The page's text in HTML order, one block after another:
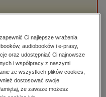
informatyka
„Behind The Tears”
Ci najlepsze wrażenia
audiobooków i e-prasy,
oraz udostępniać Ci najnowsze
i współpracy z naszymi
ze wszystkich plików cookies,
dostosować swoje
że zawsze możesz